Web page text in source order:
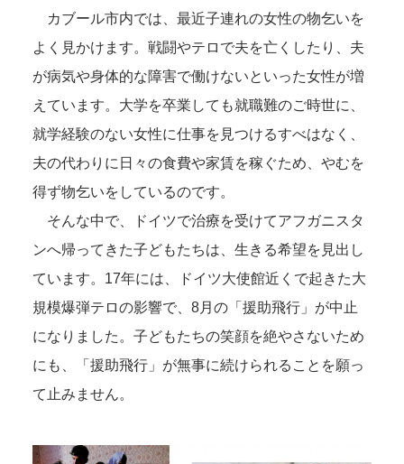
カブール市内では、最近子連れの女性の物乞いを
よく見かけます。戦闘やテロで夫を亡くしたり、夫
が病気や身体的な障害で働けないといった女性が増
えています。大学を卒業しても就職難のご時世に、
就学経験のない女性に仕事を見つけるすべはなく、
夫の代わりに日々の食費や家賃を稼ぐため、やむを
得ず物乞いをしているのです。
そんな中で、ドイツで治療を受けてアフガニスタ
ンへ帰ってきた子どもたちは、生きる希望を見出し
ています。17年には、ドイツ大使館近くで起きた大
規模爆弾テロの影響で、8月の「援助飛行」が中止
になりました。子どもたちの笑顔を絶やさないため
にも、「援助飛行」が無事に続けられることを願っ
て止みません。